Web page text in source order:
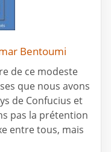
Bentoumi
de ce modeste
que nous avons
de Confucius et
pas la prétention
entre tous, mais